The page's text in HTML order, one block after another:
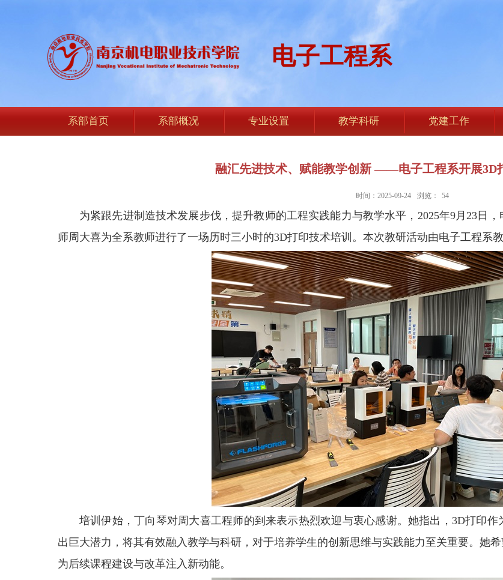
电子工程系
系部首页 系部概况 专业设置 教学科研 党建工作
融汇先进技术、赋能教学创新 ——电子工程系开展3D
时间：2025-09-24 浏览： 54
为紧跟先进制造技术发展步伐，提升教师的工程实践能力与教学水平，2025年9月23日
师周大喜为全系教师进行了一场历时三小时的3D打印技术培训。本次教研活动由电子工程系
培训伊始，丁向琴对周大喜工程师的到来表示热烈欢迎与衷心感谢。她指出，3D打印
出巨大潜力，将其有效融入教学与科研，对于培养学生的创新思维与实践能力至关重要。她
为后续课程建设与改革注入新动能。